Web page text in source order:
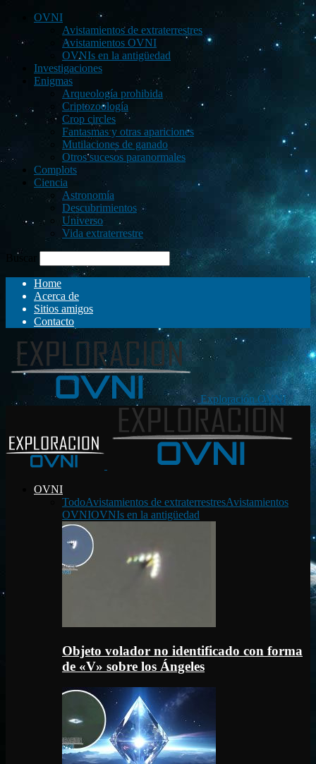
OVNI
Avistamientos de extraterrestres
Avistamientos OVNI
OVNIs en la antigüedad
Investigaciones
Enigmas
Arqueología prohibida
Criptozoología
Crop circles
Fantasmas y otras apariciones
Mutilaciones de ganado
Otros sucesos paranormales
Complots
Ciencia
Astronomía
Descubrimientos
Universo
Vida extraterrestre
Buscar
Home
Acerca de
Sitios amigos
Contacto
Exploración OVNI
OVNI
TodoAvistamientos de extraterrestresAvistamientos
OVNIOVNIs en la antigüedad
Objeto volador no identificado con forma
de «V» sobre los Ángeles